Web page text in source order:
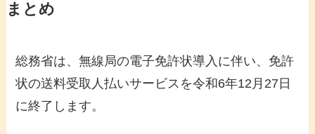
まとめ
総務省は、無線局の電子免許状導入に伴い、免許
状の送料受取人払いサービスを令和6年12月27日
に終了します。